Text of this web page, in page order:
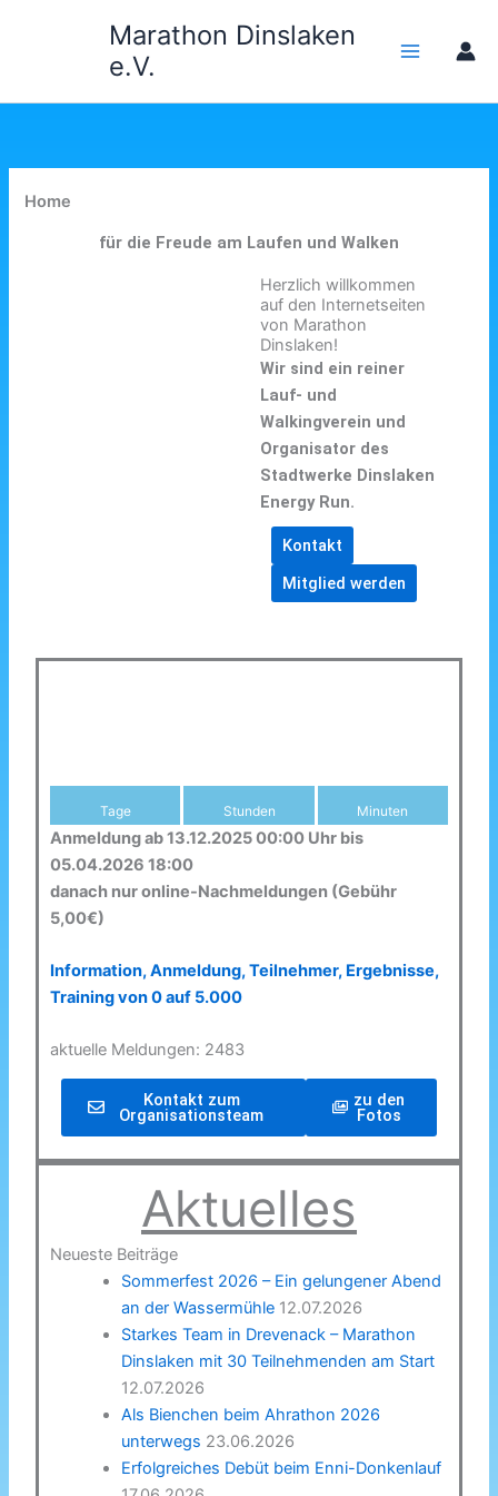
Marathon Dinslaken
e.V.
Home
für die Freude am Laufen und Walken
Herzlich willkommen
auf den Internetseiten
von Marathon
Dinslaken!
Wir sind ein reiner
Lauf- und
Walkingverein und
Organisator des
Stadtwerke Dinslaken
Energy Run.
Kontakt
Mitglied werden
Tage Stunden Minuten
Anmeldung ab 13.12.2025 00:00 Uhr bis
05.04.2026 18:00
danach nur online-Nachmeldungen (Gebühr
5,00€)
Information, Anmeldung, Teilnehmer, Ergebnisse,
Training von 0 auf 5.000
aktuelle Meldungen: 2483
Kontakt zum
Organisationsteam
zu den
Fotos
Aktuelles
Neueste Beiträge
Sommerfest 2026 – Ein gelungener Abend
an der Wassermühle 12.07.2026
Starkes Team in Drevenack – Marathon
Dinslaken mit 30 Teilnehmenden am Start
12.07.2026
Als Bienchen beim Ahrathon 2026
unterwegs 23.06.2026
Erfolgreiches Debüt beim Enni-Donkenlauf